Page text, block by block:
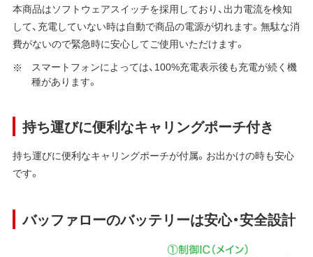
本商品はソフトウェアスイッチを採用しており、出力電流を検知
して、充電していない時は自動で商品の電源が切れます。無駄な消
費がないので緊急時に安心してご使用いただけます。
スマートフォンによっては、100%充電表示後も充電が続く機
種があります。
持ち運びに便利なキャリングポーチ付き
持ち運びに便利なキャリングポーチが付属。お出かけの時も安心
です。
バッファローのバッテリーは安心・安全設計